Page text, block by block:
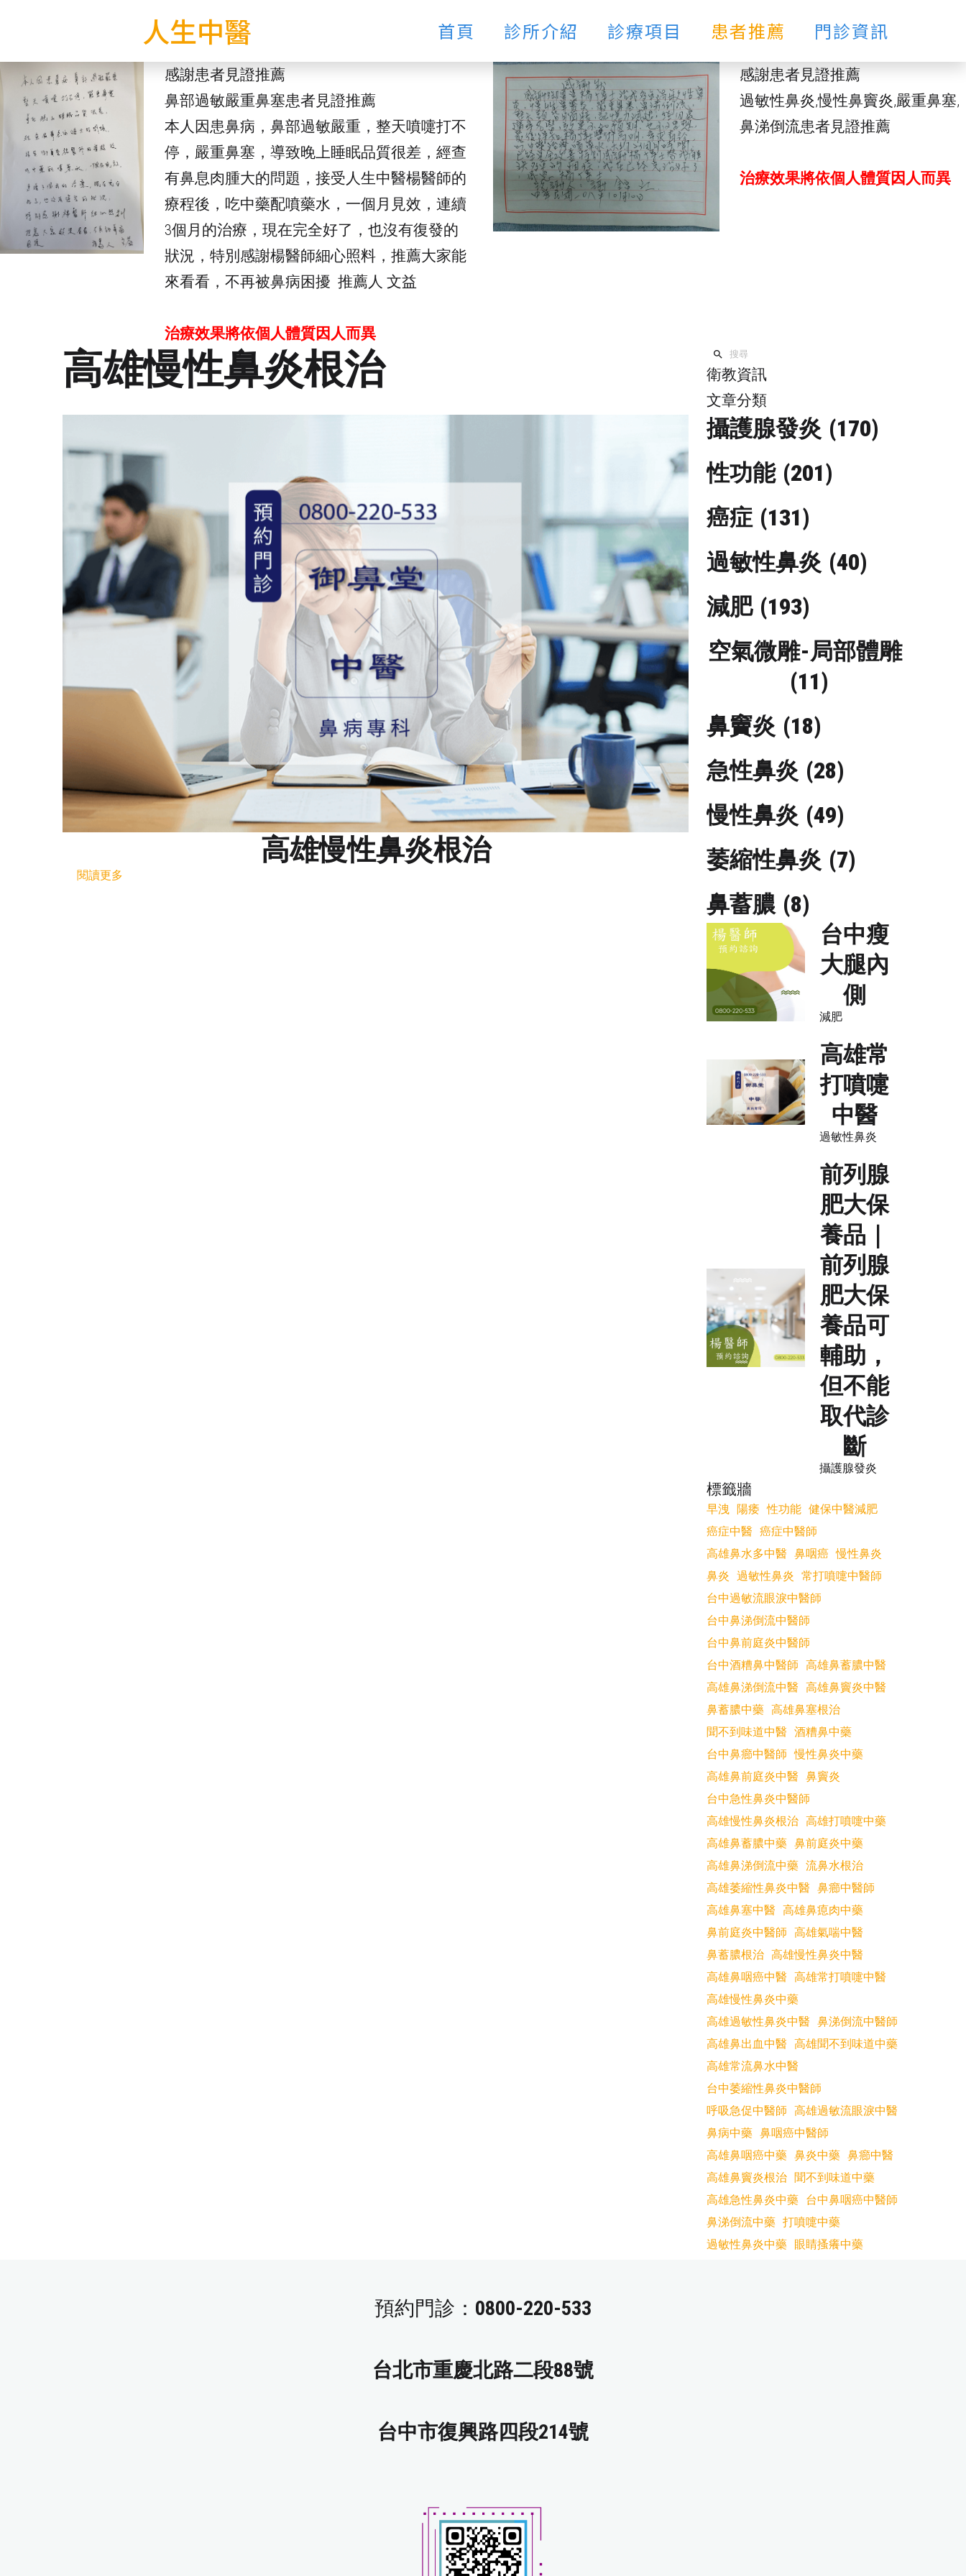
人生中醫 首頁 診所介紹 診療項目 患者推薦 門診資訊
感謝患者見證推薦
鼻部過敏嚴重鼻塞患者見證推薦
本人因患鼻病，鼻部過敏嚴重，整天噴嚏打不
停，嚴重鼻塞，導致晚上睡眠品質很差，經查
有鼻息肉腫大的問題，接受人生中醫楊醫師的
療程後，吃中藥配噴藥水，一個月見效，連續
3個月的治療，現在完全好了，也沒有復發的
狀況，特別感謝楊醫師細心照料，推薦大家能
來看看，不再被鼻病困擾 推薦人 文益
治療效果將依個人體質因人而異
感謝患者見證推薦
過敏性鼻炎,慢性鼻竇炎,嚴重鼻塞,
鼻涕倒流患者見證推薦
治療效果將依個人體質因人而異
高雄慢性鼻炎根治
高雄慢性鼻炎根治
閱讀更多
衛教資訊
文章分類
攝護腺發炎 (170)
性功能 (201)
癌症 (131)
過敏性鼻炎 (40)
減肥 (193)
空氣微雕-局部體雕
(11)
鼻竇炎 (18)
急性鼻炎 (28)
慢性鼻炎 (49)
萎縮性鼻炎 (7)
鼻蓄膿 (8)
台中瘦
大腿內
側
減肥
高雄常
打噴嚏
中醫
過敏性鼻炎
前列腺
肥大保
養品｜
前列腺
肥大保
養品可
輔助，
但不能
取代診
斷
攝護腺發炎
標籤牆
早洩 陽痿 性功能 健保中醫減肥
癌症中醫 癌症中醫師
高雄鼻水多中醫 鼻咽癌 慢性鼻炎
鼻炎 過敏性鼻炎 常打噴嚏中醫師
台中過敏流眼淚中醫師
台中鼻涕倒流中醫師
台中鼻前庭炎中醫師
台中酒糟鼻中醫師 高雄鼻蓄膿中醫
高雄鼻涕倒流中醫 高雄鼻竇炎中醫
鼻蓄膿中藥 高雄鼻塞根治
聞不到味道中醫 酒糟鼻中藥
台中鼻癤中醫師 慢性鼻炎中藥
高雄鼻前庭炎中醫 鼻竇炎
台中急性鼻炎中醫師
高雄慢性鼻炎根治 高雄打噴嚏中藥
高雄鼻蓄膿中藥 鼻前庭炎中藥
高雄鼻涕倒流中藥 流鼻水根治
高雄萎縮性鼻炎中醫 鼻癤中醫師
高雄鼻塞中醫 高雄鼻瘜肉中藥
鼻前庭炎中醫師 高雄氣喘中醫
鼻蓄膿根治 高雄慢性鼻炎中醫
高雄鼻咽癌中醫 高雄常打噴嚏中醫
高雄慢性鼻炎中藥
高雄過敏性鼻炎中醫 鼻涕倒流中醫師
高雄鼻出血中醫 高雄聞不到味道中藥
高雄常流鼻水中醫
台中萎縮性鼻炎中醫師
呼吸急促中醫師 高雄過敏流眼淚中醫
鼻病中藥 鼻咽癌中醫師
高雄鼻咽癌中藥 鼻炎中藥 鼻癤中醫
高雄鼻竇炎根治 聞不到味道中藥
高雄急性鼻炎中藥 台中鼻咽癌中醫師
鼻涕倒流中藥 打噴嚏中藥
過敏性鼻炎中藥 眼睛搔癢中藥
預約門診： 0800-220-533
台北市重慶北路二段88號
台中市復興路四段214號